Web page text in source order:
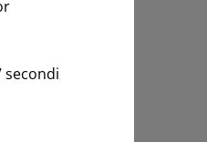
secondi